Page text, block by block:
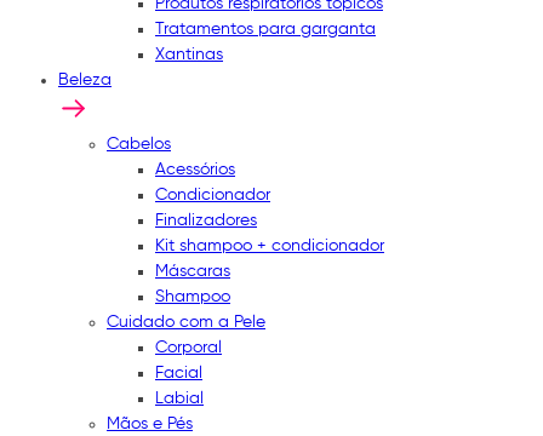
Produtos respiratórios tópicos
Tratamentos para garganta
Xantinas
Beleza
Cabelos
Acessórios
Condicionador
Finalizadores
Kit shampoo + condicionador
Máscaras
Shampoo
Cuidado com a Pele
Corporal
Facial
Labial
Mãos e Pés